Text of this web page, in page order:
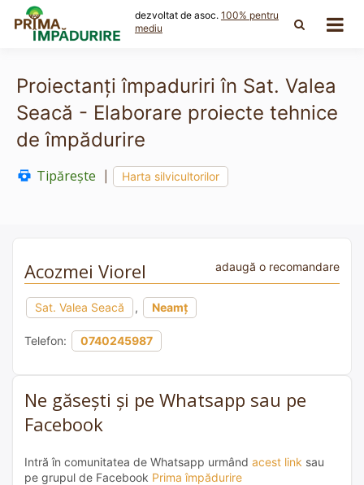
content
dezvoltat de asoc. 100% pentru
mediu
Proiectanți împaduriri în Sat. Valea
Seacă - Elaborare proiecte tehnice
de împădurire
Tipărește Harta silvicultorilor
Acozmei Viorel adaugă o recomandare
Sat. Valea Seacă , Neamț
Telefon: 0740245987
Ne găsești și pe Whatsapp sau pe
Facebook
Intră în comunitatea de Whatsapp urmând acest link sau
pe grupul de Facebook Prima împădurire